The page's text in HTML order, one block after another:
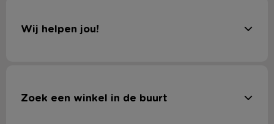
Wij helpen jou!
Zoek een winkel in de buurt